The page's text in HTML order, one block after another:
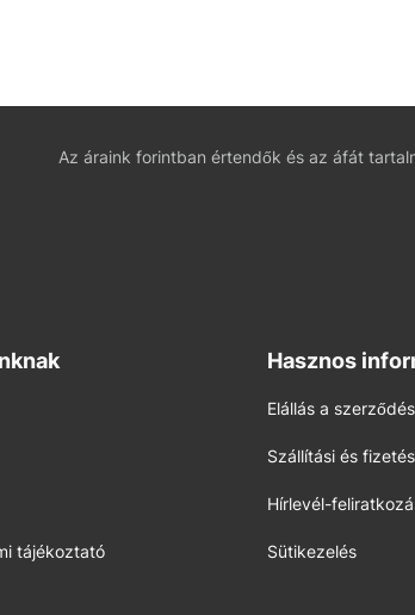
Az áraink forintban értendők és az áfát
tájékoztató
Hasznos
Elállás a
Szállítási és
Hírlevél-
Sütikezelés